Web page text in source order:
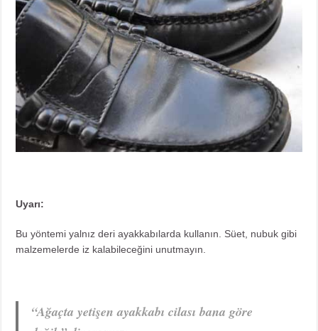
Uyarı:
Bu yöntemi yalnız deri ayakkabılarda kullanın. Süet, nubuk gibi
malzemelerde iz kalabileceğini unutmayın.
“Ağaçta yetişen ayakkabı cilası bana göre